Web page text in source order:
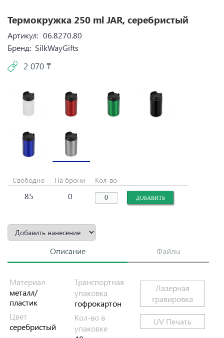
Термокружка 250 ml JAR, серебристый
Артикул: 06.8270.80
Бренд: SilkWayGifts
2 070 ₸
Свободно На брони Кол-во
85 0
Описание Файлы
Материал
металл/
пластик
Цвет
серебристый
Транспортная
упаковка
гофрокартон
Кол-во в
упаковке
Лазерная
гравировка
UV Печать